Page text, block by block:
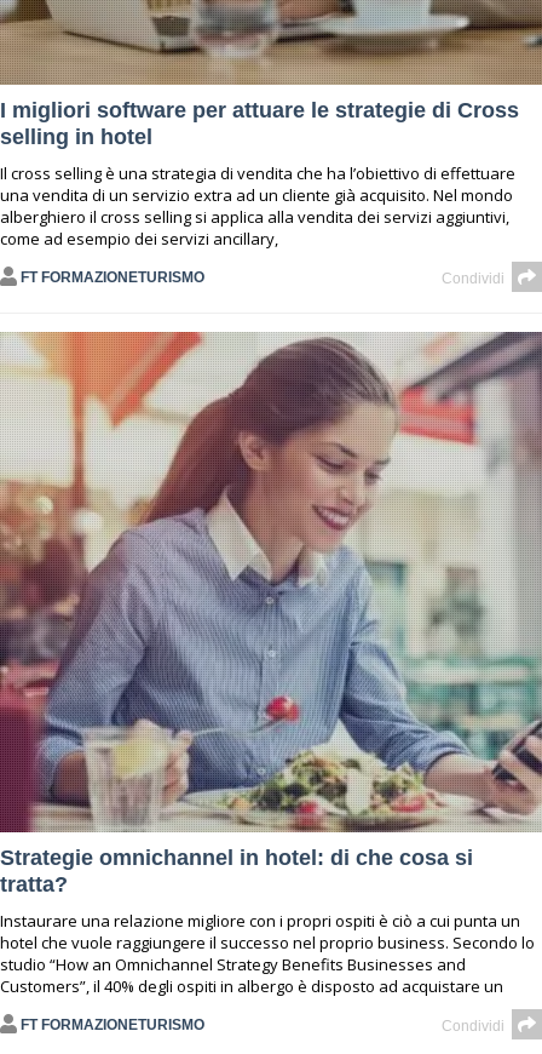
I migliori software per attuare le strategie di Cross
selling in hotel
Il cross sellingè una strategia di vendita che ha l’obiettivo di effettuare
una vendita di un servizio extra ad un cliente già acquisito. Nel mondo
alberghiero il cross selling si applica alla vendita dei servizi aggiuntivi,
come ad esempio dei servizi ancillary,
FT FORMAZIONETURISMO Condividi
Strategie omnichannel in hotel: di che cosa si
tratta?
Instaurare una relazione migliore con i propri ospiti è ciò a cui punta un
hotel che vuole raggiungere il successo nel proprio business. Secondo lo
studio “How an Omnichannel Strategy Benefits Businesses and
Customers”, il 40% degli ospiti in albergo è disposto ad acquistare un
FT FORMAZIONETURISMO Condividi